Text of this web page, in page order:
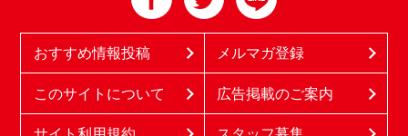
おすすめ情報投稿 メルマガ登録
このサイトについて 広告掲載のご案内